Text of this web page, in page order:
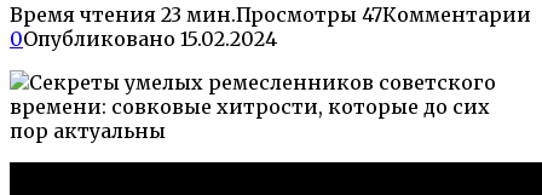
Время чтения 23 мин.Просмотры 47Комментарии
0Опубликовано 15.02.2024